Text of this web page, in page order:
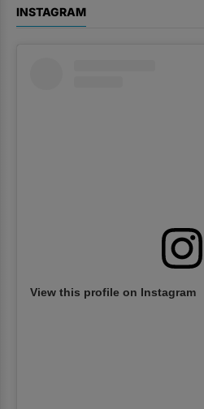
INSTAGRAM
View this profile on Instagram